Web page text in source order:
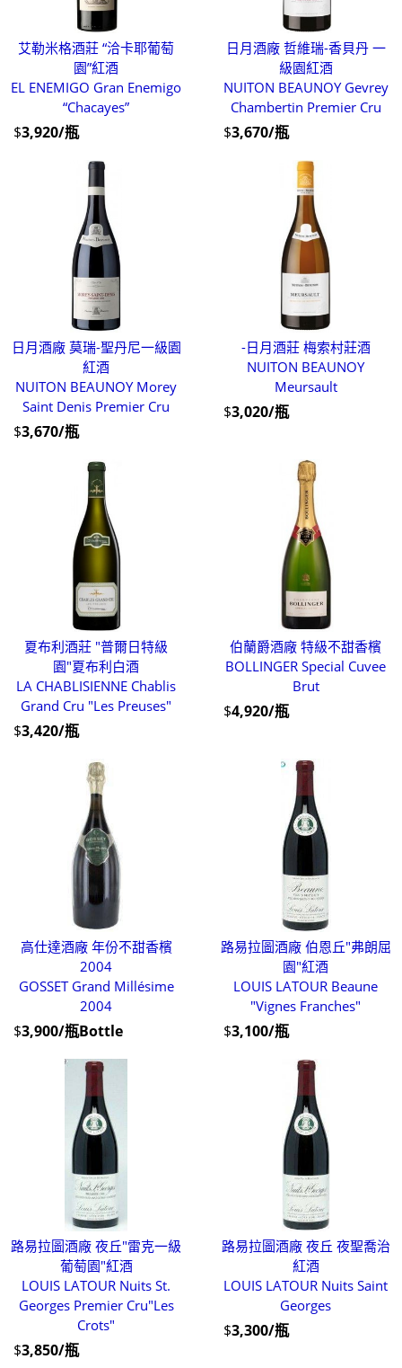
艾勒米格酒莊 “洽卡耶葡萄
園”紅酒
EL ENEMIGO Gran Enemigo
“Chacayes”
$3,920/瓶
日月酒廠 哲維瑞-香貝丹 一
級園紅酒
NUITON BEAUNOY Gevrey
Chambertin Premier Cru
$3,670/瓶
日月酒廠 莫瑞-聖丹尼一級園
紅酒
NUITON BEAUNOY Morey
Saint Denis Premier Cru
$3,670/瓶
-日月酒莊 梅索村莊酒
NUITON BEAUNOY
Meursault
$3,020/瓶
夏布利酒莊 "普爾日特級
園"夏布利白酒
LA CHABLISIENNE Chablis
Grand Cru "Les Preuses"
$3,420/瓶
伯蘭爵酒廠 特級不甜香檳
BOLLINGER Special Cuvee
Brut
$4,920/瓶
高仕達酒廠 年份不甜香檳
2004
GOSSET Grand Millésime
2004
$3,900/瓶Bottle
路易拉圖酒廠 伯恩丘"弗朗屈
園"紅酒
LOUIS LATOUR Beaune
"Vignes Franches"
$3,100/瓶
路易拉圖酒廠 夜丘"雷克一級
葡萄園"紅酒
LOUIS LATOUR Nuits St.
Georges Premier Cru"Les
Crots"
$3,850/瓶
路易拉圖酒廠 夜丘 夜聖喬治
紅酒
LOUIS LATOUR Nuits Saint
Georges
$3,300/瓶